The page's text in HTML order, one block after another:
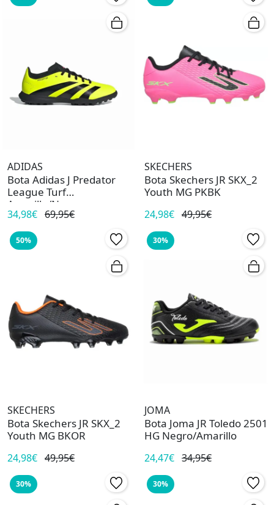
ADIDAS
Bota Adidas J Predator
League Turf
Amarillo/Negro
34,98€ 69,95€
SKECHERS
Bota Skechers JR SKX_2
Youth MG PKBK
24,98€ 49,95€
50%
SKECHERS
Bota Skechers JR SKX_2
Youth MG BKOR
24,98€ 49,95€
30%
JOMA
Bota Joma JR Toledo 2501
HG Negro/Amarillo
24,47€ 34,95€
30% 30%